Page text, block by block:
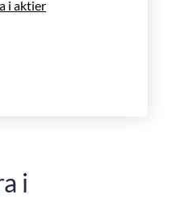
i aktier
i